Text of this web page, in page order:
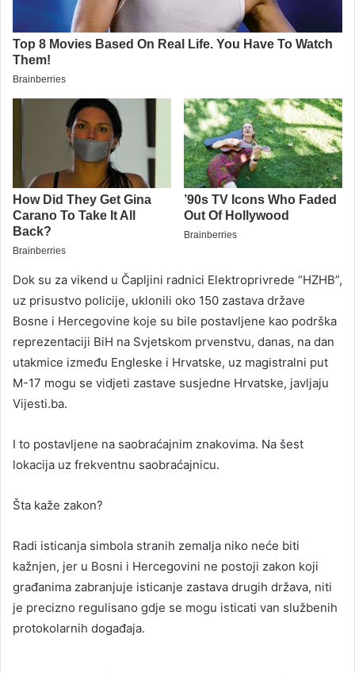
Dok su za vikend u Čapljini radnici Elektroprivrede “HZHB”,
uz prisustvo policije, uklonili oko 150 zastava države
Bosne i Hercegovine koje su bile postavljene kao podrška
reprezentaciji BiH na Svjetskom prvenstvu, danas, na dan
utakmice između Engleske i Hrvatske, uz magistralni put
M-17 mogu se vidjeti zastave susjedne Hrvatske, javljaju
Vijesti.ba.
I to postavljene na saobraćajnim znakovima. Na šest
lokacija uz frekventnu saobraćajnicu.
Šta kaže zakon?
Radi isticanja simbola stranih zemalja niko neće biti
kažnjen, jer u Bosni i Hercegovini ne postoji zakon koji
građanima zabranjuje isticanje zastava drugih država, niti
je precizno regulisano gdje se mogu isticati van službenih
protokolarnih događaja.